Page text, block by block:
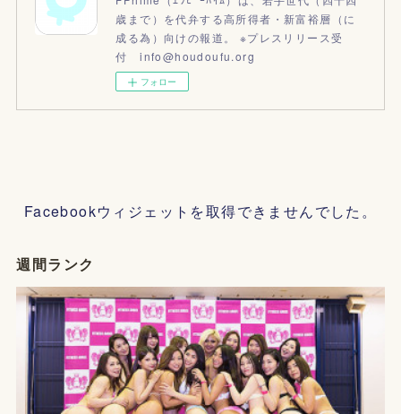
歳まで）を代弁する高所得者・新富裕層（に
成る為）向けの報道。 ※プレスリリース受
付 info@houdoufu.org
フォロー
Facebookウィジェットを取得できませんでした。
週間ランク